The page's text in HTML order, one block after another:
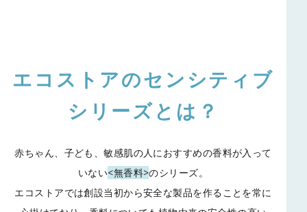
エコストアのセンシティブ
シリーズとは？
赤ちゃん、子ども、敏感肌の人におすすめの香料が入って
いない<無香料>のシリーズ。
エコストアでは創設当初から安全な製品を作ることを常に